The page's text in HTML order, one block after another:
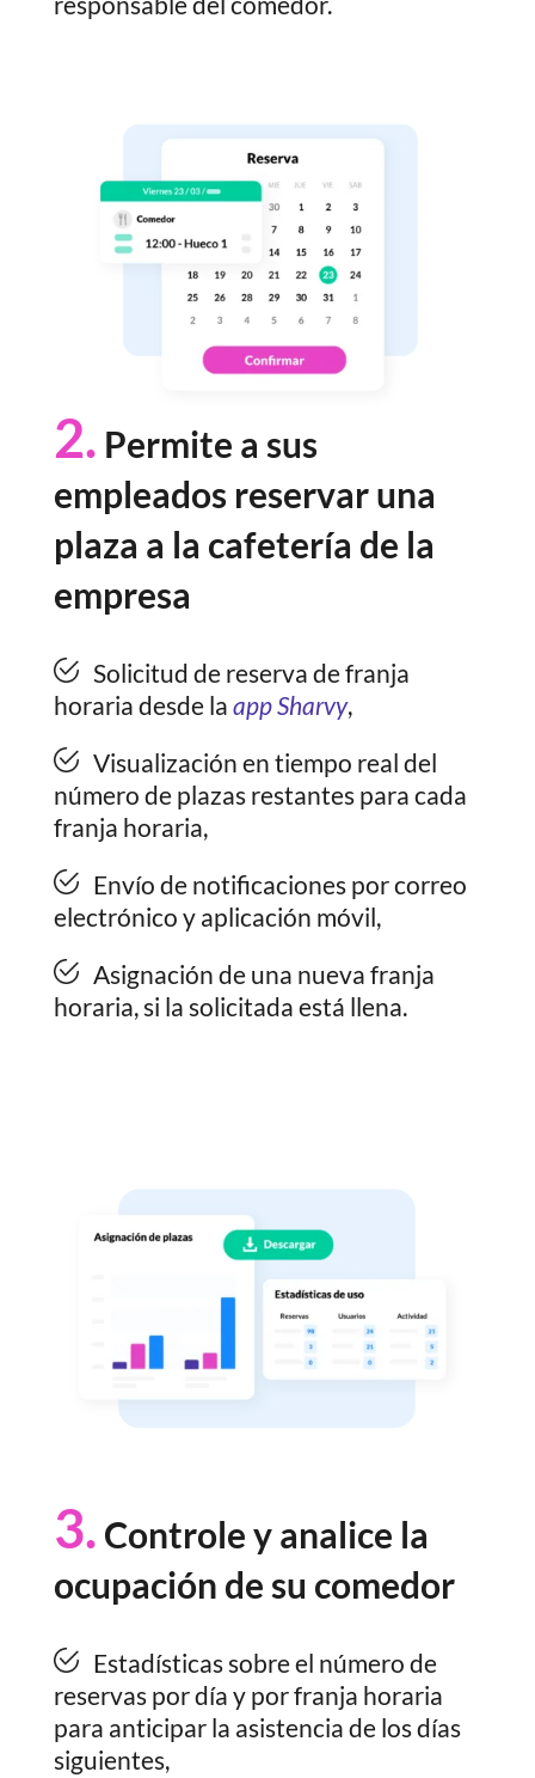
2. Permite a sus
empleados reservar una
plaza a la cafetería de la
empresa
Solicitud de reserva de franja
horaria desde la app Sharvy,
Visualización en tiempo real del
número de plazas restantes para cada
franja horaria,
Envío de notificaciones por correo
electrónico y aplicación móvil,
Asignación de una nueva franja
horaria, si la solicitada está llena.
3. Controle y analice la
ocupación de su comedor
Estadísticas sobre el número de
reservas por día y por franja horaria
para anticipar la asistencia de los días
siguientes,